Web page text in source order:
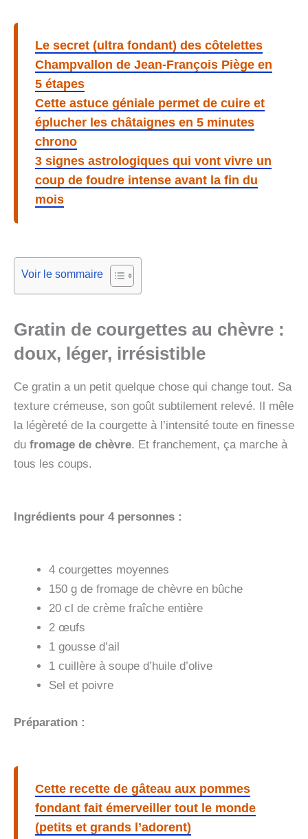
Le secret (ultra fondant) des côtelettes
Champvallon de Jean-François Piège en
5 étapes
Cette astuce géniale permet de cuire et
éplucher les châtaignes en 5 minutes
chrono
3 signes astrologiques qui vont vivre un
coup de foudre intense avant la fin du
mois
Voir le sommaire
Gratin de courgettes au chèvre :
doux, léger, irrésistible
Ce gratin a un petit quelque chose qui change tout. Sa
texture crémeuse, son goût subtilement relevé. Il mêle
la légèreté de la courgette à l’intensité toute en finesse
du fromage de chèvre. Et franchement, ça marche à
tous les coups.
Ingrédients pour 4 personnes :
4 courgettes moyennes
150 g de fromage de chèvre en bûche
20 cl de crème fraîche entière
2 œufs
1 gousse d’ail
1 cuillère à soupe d’huile d’olive
Sel et poivre
Préparation :
Cette recette de gâteau aux pommes
fondant fait émerveiller tout le monde
(petits et grands l’adorent)